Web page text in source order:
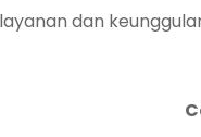
dan